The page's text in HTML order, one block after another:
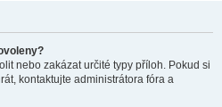
nebo zakázat určité typy příloh. Pokud si
kontaktujte administrátora fóra a